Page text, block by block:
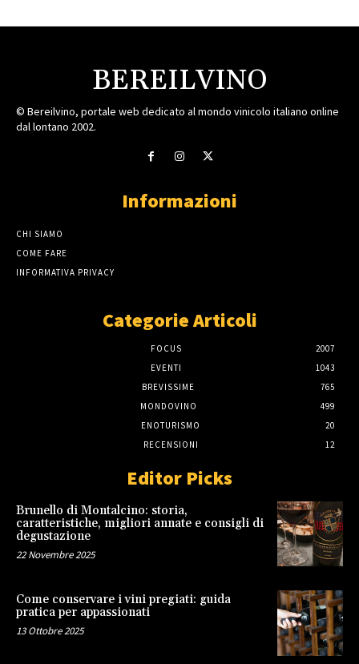
BEREILVINO
© Bereilvino, portale web dedicato al mondo vinicolo italiano online
dal lontano 2002.
Informazioni
CHI SIAMO
COME FARE
INFORMATIVA PRIVACY
Categorie Articoli
FOCUS
2007
EVENTI
1043
BREVISSIME
765
MONDOVINO
499
ENOTURISMO
20
RECENSIONI
12
Editor Picks
Brunello di Montalcino: storia,
caratteristiche, migliori annate e consigli di
degustazione
22 Novembre 2025
Come conservare i vini pregiati: guida
pratica per appassionati
13 Ottobre 2025